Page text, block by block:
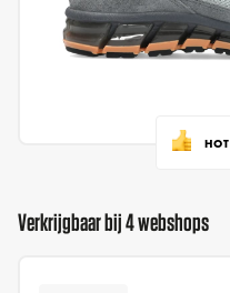
HOT
Verkrijgbaar bij 4 webshops